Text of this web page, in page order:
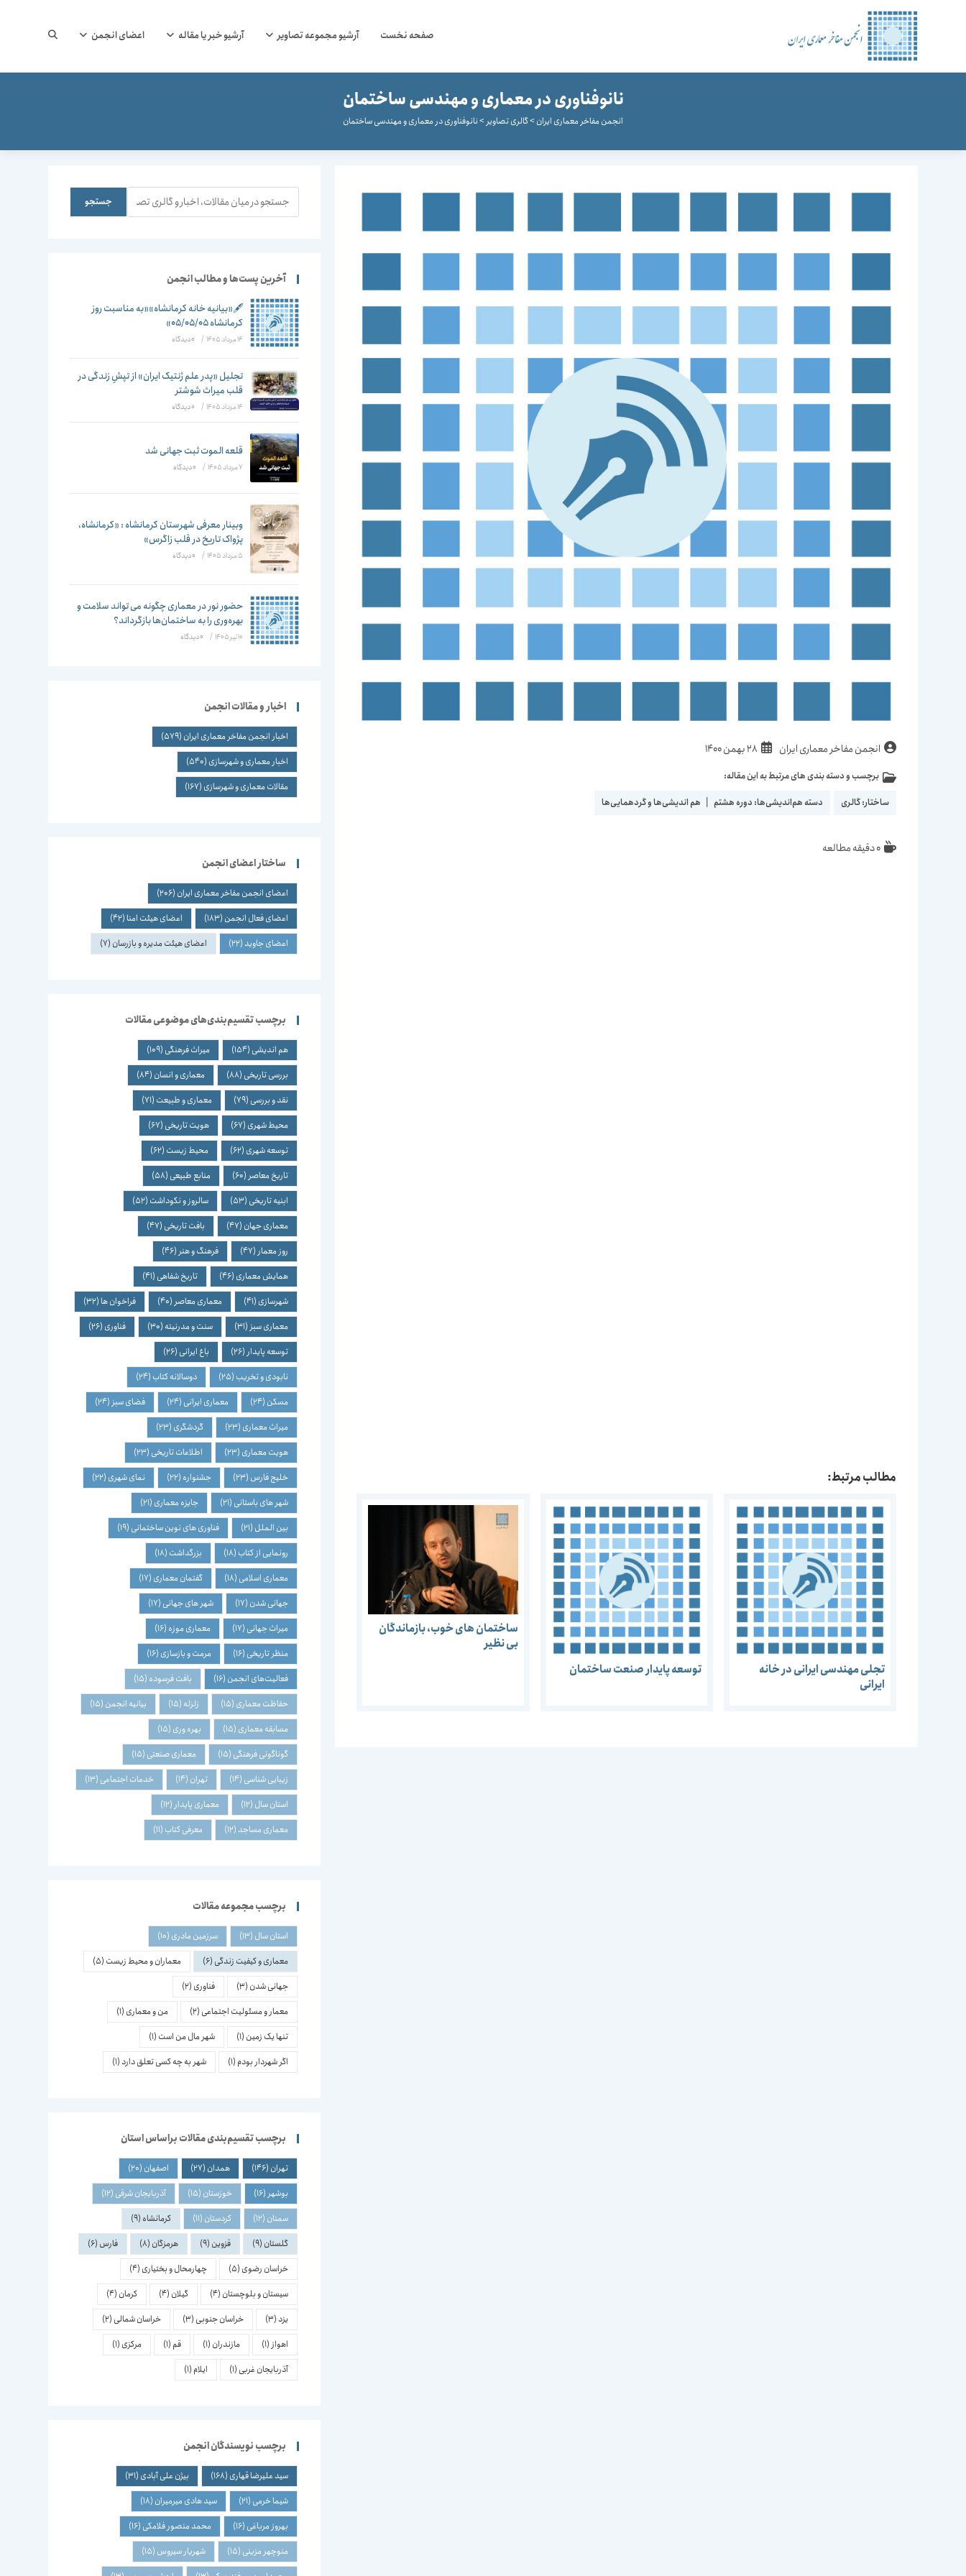
صفحه نخست آرشیو مجموعه تصاویر آرشیو خبر یا مقاله اعضای انجمن جستجوی
نانوفناوری در معماری و مهندسی ساختمان
انجمن مفاخر معماری ایران >گالری تصاویر >نانوفناوری در معماری و مهندسی ساختمان
نویسندهٔانجمن مفاخر معماری ایران نوشته
شده
28 بهمن 1400
دسته‌برچسب و دسته بندی های مرتبط به این مقاله:
ساختار:گالری دسته هم‌اندیشی‌ها: دوره هشتم هم اندیشی‌ها و گردهمایی‌ها
زمان0 دقیقه مطالعه
مطالب مرتبط:
تجلی مهندسی ایرانی در خانه
ایرانی
توسعه پایدار صنعت ساختمان
ساختمان های خوب، بازماندگان
بی نظیر
جستجو جستجو
آخرین پست‌ها و مطالب انجمن
🖋️«بیانیه خانه کرمانشاه»«به مناسبت روز
کرمانشاه ۰۵/۰۵/۰۵»
14 مرداد 1405 / ۰ دیدگاه
تجلیل «پدر علم ژنتیک ایران» از تپشِ زندگی در
قلب میراث شوشتر
14 مرداد 1405 / ۰ دیدگاه
قلعه الموت ثبت جهانی شد
7 مرداد 1405 / ۰ دیدگاه
وبینار معرفی شهرستان کرمانشاه : «کرمانشاه،
پژواک تاریخ در قلب زاگرس»
5 مرداد 1405 / ۰ دیدگاه
حضور نور در معماری چگونه می تواند سلامت و
بهره‌وری را به ساختمان‌ها بازگرداند؟
10 تیر 1405 / ۰ دیدگاه
اخبار و مقالات انجمن
اخبار انجمن مفاخر معماری ایران (579)
اخبار معماری و شهرسازی (540)
مقالات معماری و شهرسازی (167)
ساختار اعضای انجمن
اعضای انجمن مفاخر معماری ایران (206)
اعضای فعال انجمن (183) اعضای هیئت امنا(42)
اعضای جاوید(22) اعضای هیئت مدیره و بازرسان (7)
برچسب تقسیم‌بندی‌های موضوعی مقالات
هم اندیشی (154) میراث فرهنگی (109)
بررسی تاریخی (88) معماری و انسان (84)
نقد و بررسی (79) معماری و طبیعت (71)
محیط شهری (67) هویت تاریخی (67)
توسعه شهری (62) محیط زیست (62)
تاریخ معاصر (60) منابع طبیعی (58)
ابنیه تاریخی (53) سالروز و نکوداشت (52)
معماری جهان (47) بافت تاریخی (47)
روز معمار (47) فرهنگ و هنر (46)
همایش معماری (46) تاریخ شفاهی (41)
شهرسازی (41) معماری معاصر (40) فراخوان ها(32)
معماری سبز (31) سنت و مدرنیته (30) فناوری (26)
توسعه پایدار (26) باغ ایرانی (26)
نابودی و تخریب (25) دوسالانه کتاب (24)
مسکن (24) معماری ایرانی (24) فضای سبز (24)
میراث معماری (23) گردشگری (23)
هویت معماری (23) اطلاعات تاریخی (23)
خلیج فارس (23) جشنواره (22) نمای شهری (22)
شهر های باستانی (21) جایزه معماری (21)
بین الملل (21) فناوری های نوین ساختمانی (19)
رونمایی از کتاب (18) بزرگداشت (18)
معماری اسلامی (18) گفتمان معماری (17)
جهانی شدن (17) شهر های جهانی (17)
میراث جهانی (17) معماری موزه (16)
منظر تاریخی (16) مرمت و بازسازی (16)
فعالیت‌های انجمن (16) بافت فرسوده (15)
حفاظت معماری (15) زلزله (15) بیانیه انجمن (15)
مسابقه معماری (15) بهره وری (15)
گوناگونی فرهنگی (15) معماری صنعتی (15)
زیبایی شناسی (14) تهران (14) خدمات اجتماعی (13)
استان سال (12) معماری پایدار (12)
معماری مساجد(12) معرفی کتاب (11)
برچسب مجموعه مقالات
استان سال (13) سرزمین مادری (10)
معماری و کیفیت زندگی (6) معماران و محیط زیست (5)
جهانی شدن (3) فناوری (2)
معمار و مسئولیت اجتماعی (2) من و معماری (1)
تنها یک زمین (1) شهر مال من است (1)
اگر شهردار بودم (1) شهر به چه کسی تعلق دارد(1)
برچسب تقسیم‌بندی مقالات براساس استان
تهران (146) همدان (27) اصفهان (20)
بوشهر (16) خوزستان (15) آذربایجان شرقی (12)
سمنان (12) کردستان (11) کرمانشاه (9)
گلستان (9) قزوین (9) هرمزگان (8) فارس (6)
خراسان رضوی (5) چهارمحال و بختیاری (4)
سیستان و بلوچستان (4) گیلان (4) کرمان (4)
یزد(3) خراسان جنوبی (3) خراسان شمالی (2)
اهواز (1) مازندران (1) قم (1) مرکزی (1)
آذربایجان غربی (1) ایلام (1)
برچسب نویسندگان انجمن
سید علیرضا قهاری (168) بیژن علی آبادی (31)
شیما خرمی (21) سید هادی میرمیران (18)
بهروز مرباغی (16) محمد منصور فلامکی (16)
منوچهر مزینی (15) شهریار سیروس (15)